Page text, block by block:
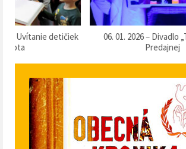
06. 01. 2026 – Divadlo „Táračky“ v